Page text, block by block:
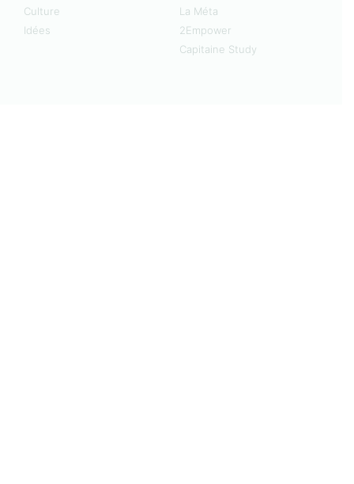
Culture
Idées
La Méta
2Empower
Capitaine Study